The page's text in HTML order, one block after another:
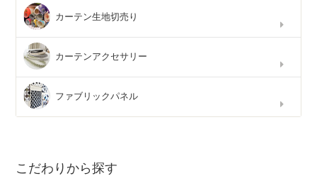
カーテン生地切売り
カーテンアクセサリー
ファブリックパネル
こだわりから探す